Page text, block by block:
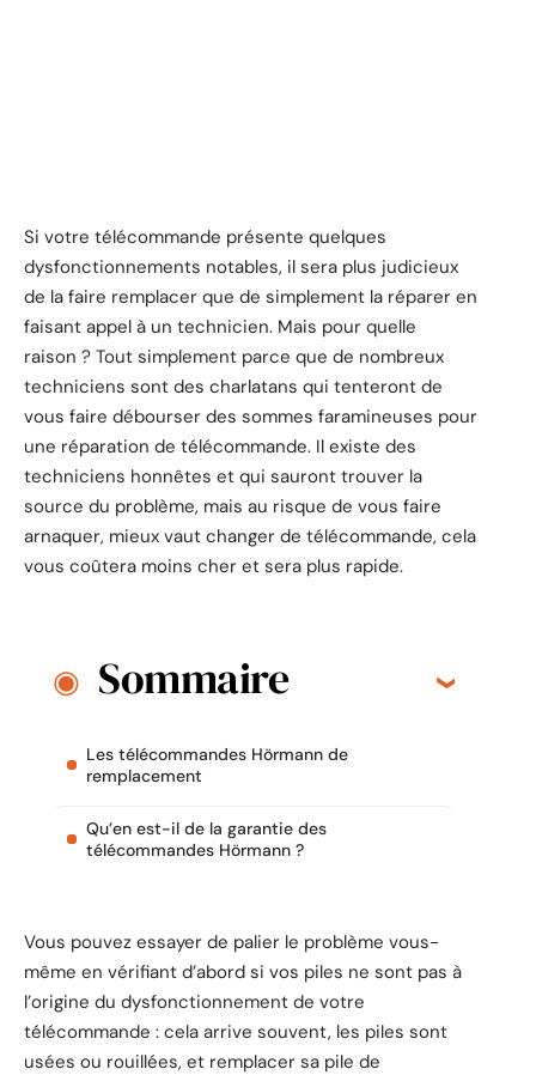
Si votre télécommande présente quelques
dysfonctionnements notables, il sera plus judicieux
de la faire remplacer que de simplement la réparer en
faisant appel à un technicien. Mais pour quelle
raison ? Tout simplement parce que de nombreux
techniciens sont des charlatans qui tenteront de
vous faire débourser des sommes faramineuses pour
une réparation de télécommande. Il existe des
techniciens honnêtes et qui sauront trouver la
source du problème, mais au risque de vous faire
arnaquer, mieux vaut changer de télécommande, cela
vous coûtera moins cher et sera plus rapide.
Sommaire
Les télécommandes Hörmann de
remplacement
Qu’en est-il de la garantie des
télécommandes Hörmann ?
Vous pouvez essayer de palier le problème vous-
même en vérifiant d’abord si vos piles ne sont pas à
l’origine du dysfonctionnement de votre
télécommande : cela arrive souvent, les piles sont
usées ou rouillées, et remplacer sa pile de